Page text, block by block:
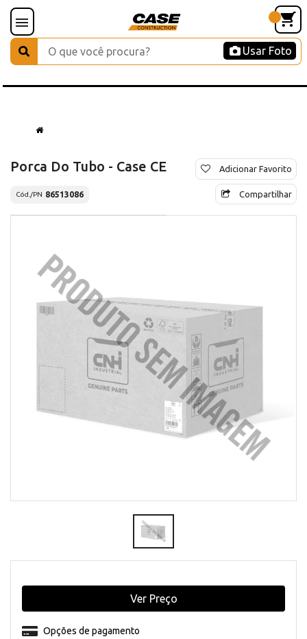
Usar Foto
Porca Do Tubo - Case CE
Cód./PN 86513086
Adicionar Favorito
Compartilhar
Opções de pagamento
Ver Preço